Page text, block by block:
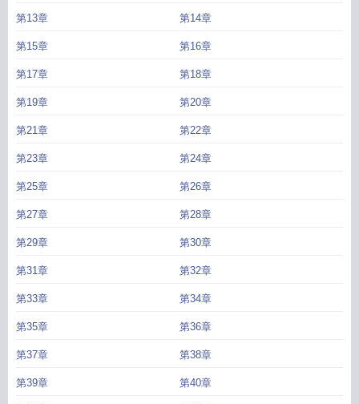
们看他的眼神都很不对劲。晚上熄灯以后，随翊摸着枕头下的几封措辞炙热癫狂
目啊，太普了吧！”后来随翊被疯抢的时候，众人：“很合理啊，是我我也抢！”没
校草和学霸并代替了他们的男高中生！”“等等……你们看到某论坛扒出的随美男的
家世了吗！这是真大佬啊！”校园+娱乐圈新鲜组合，四个国民男高中生们的炙热
么都用这种眼神看我好看吗
室友总是盯着我怎么回事
神看我完整版
为什么室友老盯着我
嘛室友们为什么都用这种眼神看我公子于歌做过么
什么都用这种眼神看我格格党
室友看我的眼神不对劲
神看我 公子于歌百度
室友们为什么都用这种眼神看我随意
眼神看我一眼
为什么室友总要看自己在干嘛室友们为什么都用这种眼神看我番
外室友们为什么都用这种眼神看我TXT百度室友们为什么都用这种眼神看我随
TXT室友们为什么都用这种眼神看我主角是谁舍友总看我
这种眼神看我百度
室友们为什么都用这种眼神看我公子于歌_最
第13章 第14章
第15章 第16章
第17章 第18章
第19章 第20章
第21章 第22章
第23章 第24章
第25章 第26章
第27章 第28章
第29章 第30章
第31章 第32章
第33章 第34章
第35章 第36章
第37章 第38章
第39章 第40章